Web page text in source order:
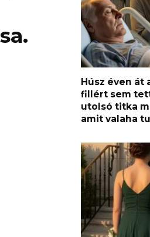
Húsz éven át
fillért sem
utolsó titka
amit valaha